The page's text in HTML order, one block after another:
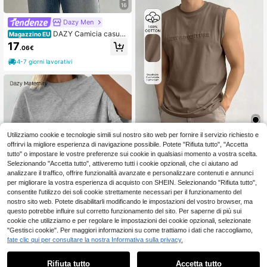
16
Dazy Men
Magazzino EU DAZY Camicia casual
a maniche lunghe di colore albicoc
ca per uomo
17.06€
4-7 giorni lavorativi
#outfitcasual
Dazy Men
Magazzino EU DAZY Canotta casual
versatile da uomo con collo a giroc
ollo e design a rilievo, adatta per l'e
state
(500+)
10.87€
4-7 giorni lavorativi
0
Utilizziamo cookie e tecnologie simili sul nostro sito web per fornire il servizio richiesto e
offrirvi la migliore esperienza di navigazione possibile. Potete "Rifiuta tutto", "Accetta
tutto" o impostare le vostre preferenze sui cookie in qualsiasi momento a vostra scelta.
Selezionando "Accetta tutto", attiveremo tutti i cookie opzionali, che ci aiutano ad
analizzare il traffico, offrire funzionalità avanzate e personalizzare contenuti e annunci
per migliorare la vostra esperienza di acquisto con SHEIN. Selezionando "Rifiuta tutto",
consentite l'utilizzo dei soli cookie strettamente necessari per il funzionamento del
nostro sito web. Potete disabilitarli modificando le impostazioni del vostro browser, ma
questo potrebbe influire sul corretto funzionamento del sito. Per saperne di più sui
cookie che utilizziamo e per regolare le impostazioni dei cookie opzionali, selezionate
"Gestisci cookie". Per maggiori informazioni su come trattiamo i dati che raccogliamo,
fate clic qui per consultare la nostra Informativa sulla privacy.
Rifiuta tutto Accetta tutto